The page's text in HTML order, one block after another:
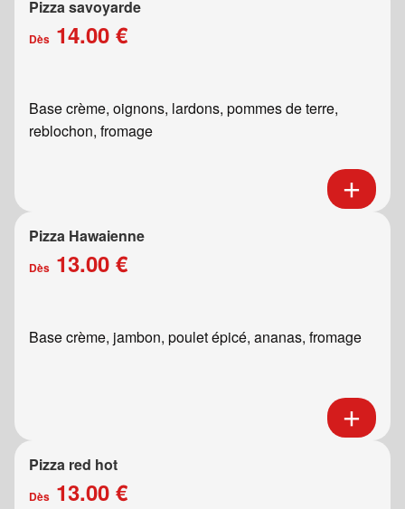
Pizza savoyarde
Dès 14.00 €
Base crème, oignons, lardons, pommes de terre,
reblochon, fromage
Pizza Hawaienne
Dès 13.00 €
Base crème, jambon, poulet épicé, ananas, fromage
Pizza red hot
Dès 13.00 €